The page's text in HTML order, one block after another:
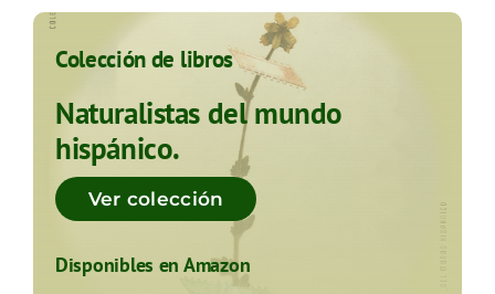
Colección de libros
Naturalistas del mundo
hispánico.
Ver colección
Disponibles en Amazon